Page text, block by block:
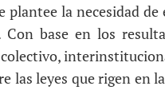
plantee la necesidad
base en los
las leyes que rigen en